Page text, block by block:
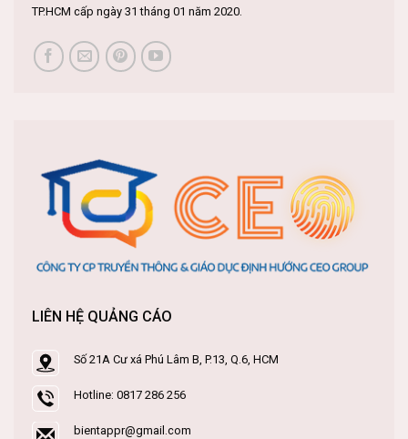
TP.HCM cấp ngày 31 tháng 01 năm 2020.
LIÊN HỆ QUẢNG CÁO
Số 21A Cư xá Phú Lâm B, P.13, Q.6, HCM
Hotline: 0817 286 256
bientappr@gmail.com